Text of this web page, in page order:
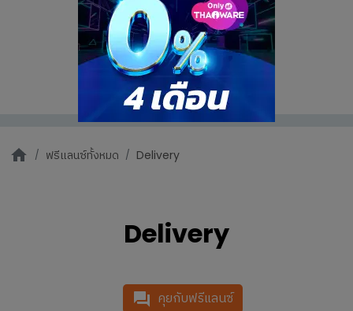
ฟรีแลนซ์ทั้งหมด Delivery
Delivery
คุยกับฟรีแลนซ์